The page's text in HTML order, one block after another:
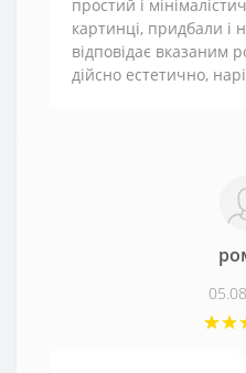
простий і
картинці, придбали і
відповідає вказаним
дійсно естетично,